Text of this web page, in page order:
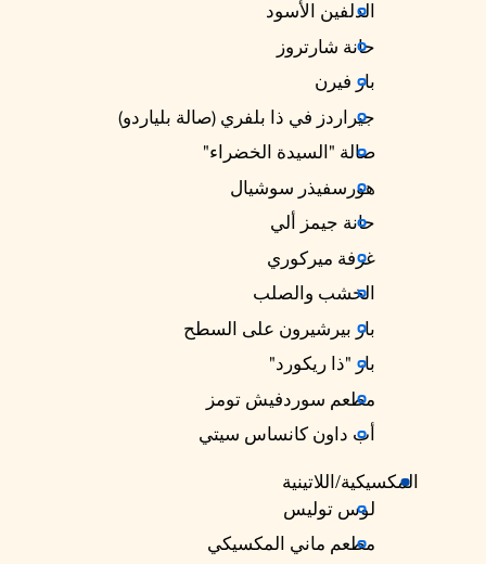
الدلفين الأسود
حانة شارتروز
بار فيرن
جيراردز في ذا بلفري (صالة بلياردو)
صالة "السيدة الخضراء"
هورسفيذر سوشيال
حانة جيمز ألي
غرفة ميركوري
الخشب والصلب
بار بيرشيرون على السطح
بار "ذا ريكورد"
مطعم سوردفيش تومز
أب داون كانساس سيتي
المكسيكية/اللاتينية
لوس توليس
مطعم ماني المكسيكي